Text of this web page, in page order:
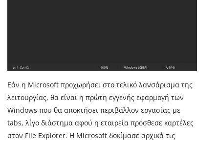
Εάν η Microsoft προχωρήσει στο τελικό λανσάρισμα της
λειτουργίας, θα είναι η πρώτη εγγενής εφαρμογή των
Windows που θα αποκτήσει περιβάλλον εργασίας με
tabs, λίγο διάστημα αφού η εταιρεία πρόσθεσε καρτέλες
στον File Explorer. Η Microsoft δοκίμασε αρχικά τις